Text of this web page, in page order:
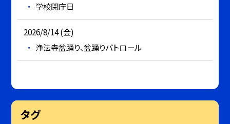
学校閉庁日
2026/8/14 (金)
浄法寺盆踊り、盆踊りパトロール
タグ